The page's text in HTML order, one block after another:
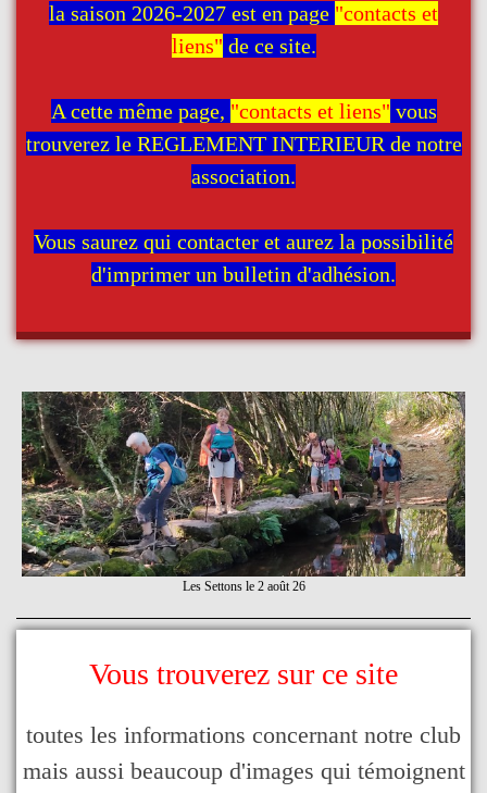
la saison 2026-2027 est en page "contacts et
liens" de ce site.
A cette même page, "contacts et liens" vous
trouverez le REGLEMENT INTERIEUR de notre
association.
Vous saurez qui contacter et aurez la possibilité
d'imprimer un bulletin d'adhésion.
Les Settons le 2 août 26
Vous trouverez sur ce site
toutes les informations concernant notre club
mais aussi beaucoup d'images qui témoignent